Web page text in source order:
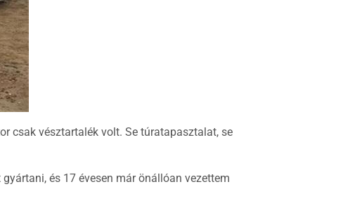
csak vésztartalék volt. Se túratapasztalat, se
és 17 évesen már önállóan vezettem